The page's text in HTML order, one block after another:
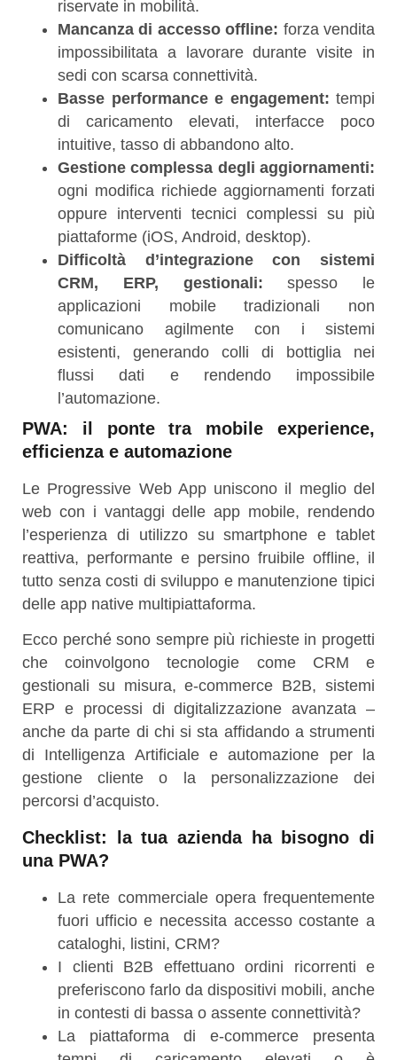
riservate in mobilità.
Mancanza di accesso offline: forza vendita
impossibilitata a lavorare durante visite in
sedi con scarsa connettività.
Basse performance e engagement: tempi
di caricamento elevati, interfacce poco
intuitive, tasso di abbandono alto.
Gestione complessa degli aggiornamenti:
ogni modifica richiede aggiornamenti forzati
oppure interventi tecnici complessi su più
piattaforme (iOS, Android, desktop).
Difficoltà d’integrazione con sistemi
CRM, ERP, gestionali: spesso le
applicazioni mobile tradizionali non
comunicano agilmente con i sistemi
esistenti, generando colli di bottiglia nei
flussi dati e rendendo impossibile
l’automazione.
PWA: il ponte tra mobile experience,
efficienza e automazione
Le Progressive Web App uniscono il meglio del
web con i vantaggi delle app mobile, rendendo
l’esperienza di utilizzo su smartphone e tablet
reattiva, performante e persino fruibile offline, il
tutto senza costi di sviluppo e manutenzione tipici
delle app native multipiattaforma.
Ecco perché sono sempre più richieste in progetti
che coinvolgono tecnologie come CRM e
gestionali su misura, e-commerce B2B, sistemi
ERP e processi di digitalizzazione avanzata –
anche da parte di chi si sta affidando a strumenti
di Intelligenza Artificiale e automazione per la
gestione cliente o la personalizzazione dei
percorsi d’acquisto.
Checklist: la tua azienda ha bisogno di
una PWA?
La rete commerciale opera frequentemente
fuori ufficio e necessita accesso costante a
cataloghi, listini, CRM?
I clienti B2B effettuano ordini ricorrenti e
preferiscono farlo da dispositivi mobili, anche
in contesti di bassa o assente connettività?
La piattaforma di e-commerce presenta